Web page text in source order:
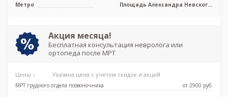
Метро
Площадь Александра Невского,
Акция месяца!
Бесплатная консультация невролога или
ортопеда после МРТ
Цены ↓ Указана цена с учетом скидок и акций
МРТ грудного отдела позвоночника от 2900 pуб.